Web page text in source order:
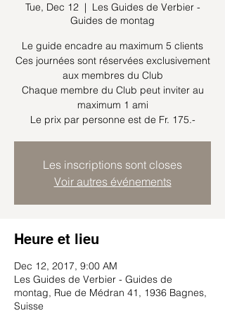
Tue, Dec 12
  |
Les Guides de Verbier -
Guides de montag
Le guide encadre au maximum 5 clients
Ces journées sont réservées exclusivement
aux membres du Club
Chaque membre du Club peut inviter au
maximum 1 ami
Le prix par personne est de Fr. 175.-
Les inscriptions sont closes
Voir autres événements
Heure et lieu
Dec 12, 2017, 9:00 AM
Les Guides de Verbier - Guides de
montag, Rue de Médran 41, 1936 Bagnes,
Suisse